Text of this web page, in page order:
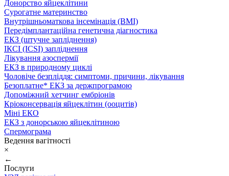
Донорство яйцеклітини
Сурогатне материнство
Внутрішньоматкова інсемінація (ВМІ)
Передімплантаційна генетична діагностика
ЕКЗ (штучне запліднення)
ІКСІ (ICSI) запліднення
Лікування азоспермії
ЕКЗ в природному циклі
Чоловіче безпліддя: симптоми, причини, лікування
Безоплатне* ЕКЗ за держпрограмою
Допоміжний хетчинг ембріонів
Кріоконсервація яйцеклітин (ооцитів)
Міні ЕКО
ЕКЗ з донорською яйцеклітиною
Спермограма
Ведення вагітності
×
←
Послуги